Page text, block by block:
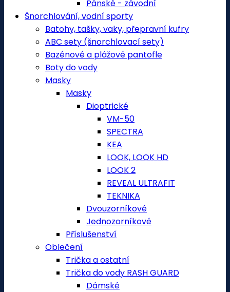
Pánské - závodní
Šnorchlování, vodní sporty
Batohy, tašky, vaky, přepravní kufry
ABC sety (šnorchlovací sety)
Bazénové a plážové pantofle
Boty do vody
Masky
Masky
Dioptrické
VM-50
SPECTRA
KEA
LOOK, LOOK HD
LOOK 2
REVEAL ULTRAFIT
TEKNIKA
Dvouzorníkové
Jednozorníkové
Příslušenství
Oblečení
Trička a ostatní
Trička do vody RASH GUARD
Dámské